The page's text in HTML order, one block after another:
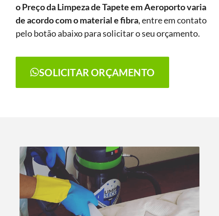
o Preço da Limpeza de Tapeteem Aeroportovaria
de acordo com o material e fibra, entre em contato
pelo botão abaixo para solicitar o seu orçamento.
SOLICITAR ORÇAMENTO